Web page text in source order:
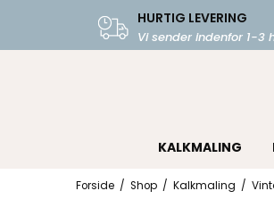
HURTIG LEVERING
Vi sender indenfor 1-3
KALKMALING
Forside / Shop / Kalkmaling /